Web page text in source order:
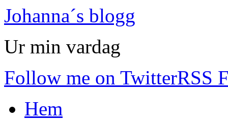
Johanna´s blogg
Ur min vardag
Follow me on TwitterRSS
Hem